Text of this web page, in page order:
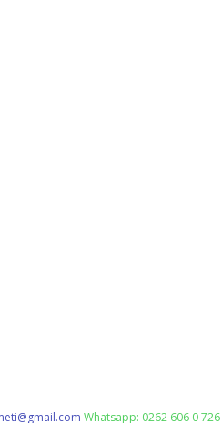
Whatsapp: 0262 606 0 726